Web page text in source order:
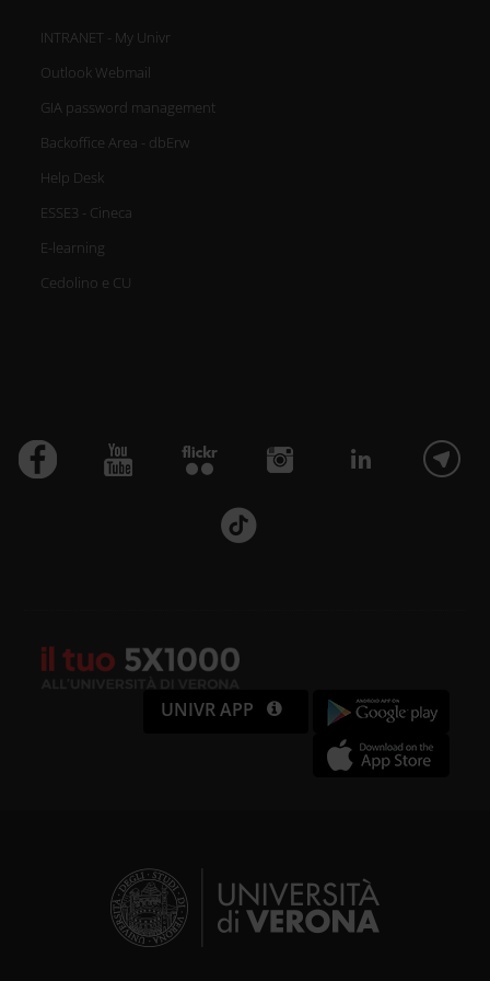
INTRANET - My Univr
Outlook Webmail
GIA password management
Backoffice Area - dbErw
Help Desk
ESSE3 - Cineca
E-learning
Cedolino e CU
UNIVR APP